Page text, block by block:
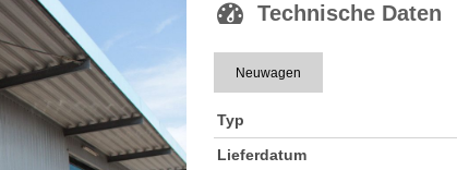
Technische Daten
Neuwagen
Typ
Lieferdatum